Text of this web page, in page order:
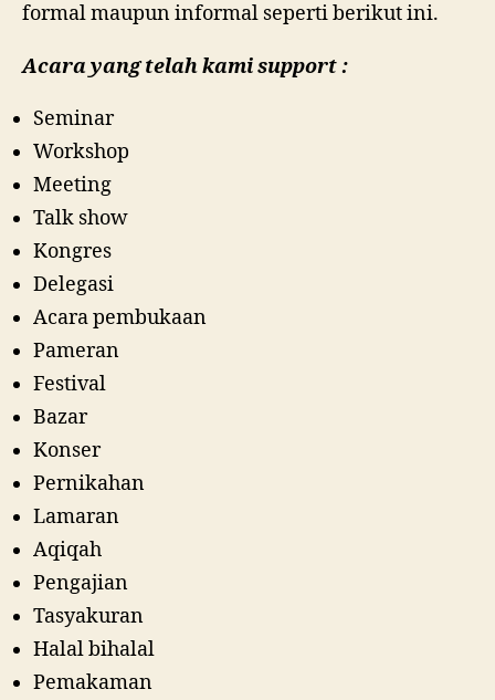
formal maupun informal seperti berikut ini.
Acara yang telah kami support :
Seminar
Workshop
Meeting
Talk show
Kongres
Delegasi
Acara pembukaan
Pameran
Festival
Bazar
Konser
Pernikahan
Lamaran
Aqiqah
Pengajian
Tasyakuran
Halal bihalal
Pemakaman